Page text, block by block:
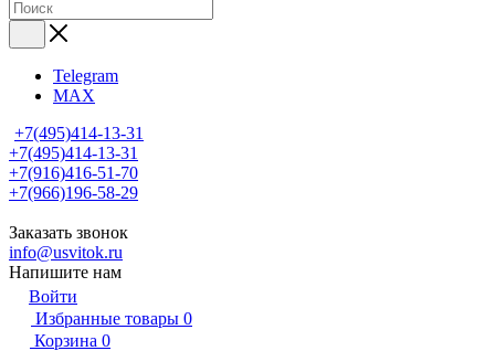
Telegram
MAX
+7(495)414-13-31
+7(495)414-13-31
+7(916)416-51-70
+7(966)196-58-29
Заказать звонок
info@usvitok.ru
Напишите нам
Войти
Избранные товары 0
Корзина 0